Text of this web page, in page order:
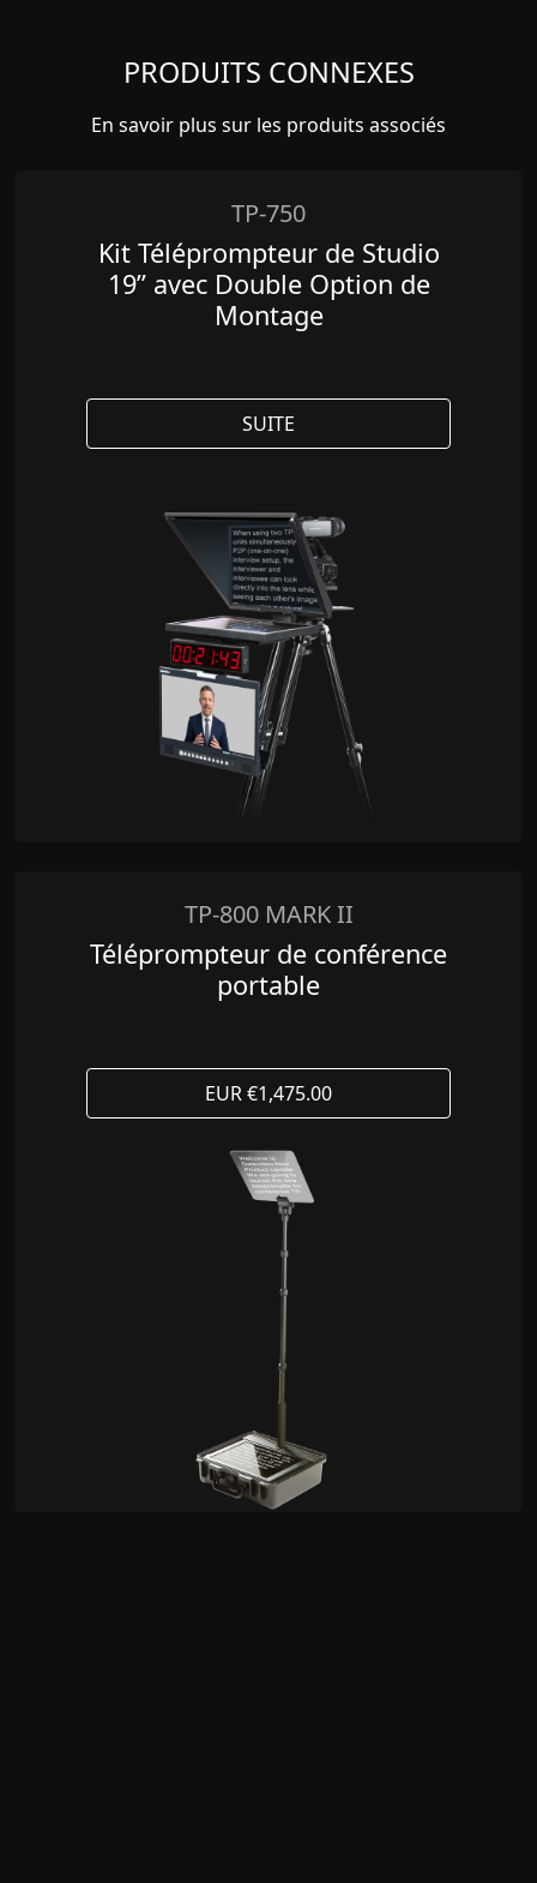
PRODUITS CONNEXES
En savoir plus sur les produits associés
TP-750
Kit Téléprompteur de Studio
19” avec Double Option de
Montage
SUITE
TP-800 MARK II
Téléprompteur de conférence
portable
EUR €1,475.00